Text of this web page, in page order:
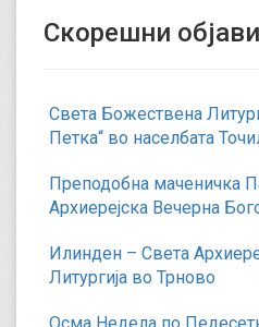
Скорешни објави
Света Божествена
Петка“ во населбата
Преподобна маченичка
Архиерејска Вечерна
Илинден – Света
Литургија во Трново